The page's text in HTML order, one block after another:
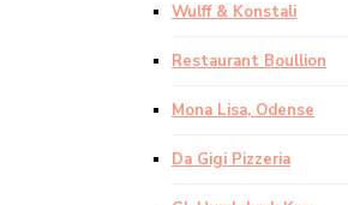
Wulff & Konstali
Restaurant Boullion
Mona Lisa, Odense
Da Gigi Pizzeria